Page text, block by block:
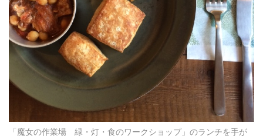
「魔女の作業場 緑・灯・食のワークショップ」のランチを手が